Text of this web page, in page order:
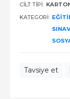
CILT TIPI:
KATEGORI:
Tavsiye et